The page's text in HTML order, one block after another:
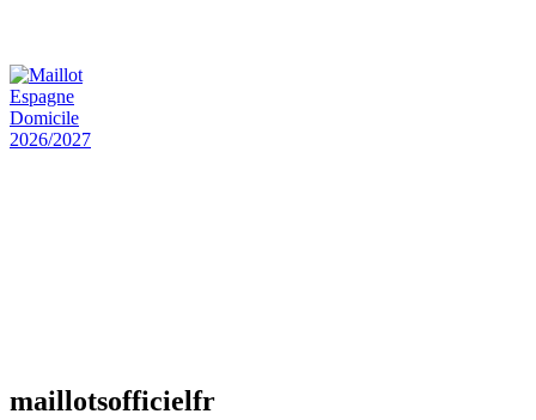
maillotsofficielfr